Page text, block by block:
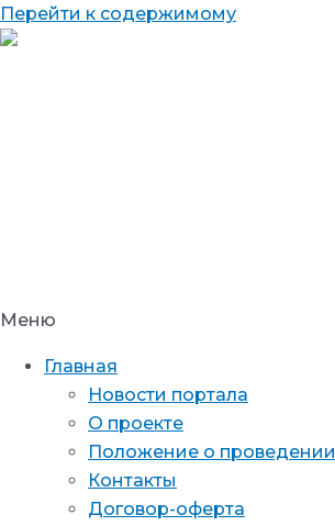
Перейти к содержимому
Меню
Главная
Новости портала
О проекте
Положение о проведении
Контакты
Договор-оферта